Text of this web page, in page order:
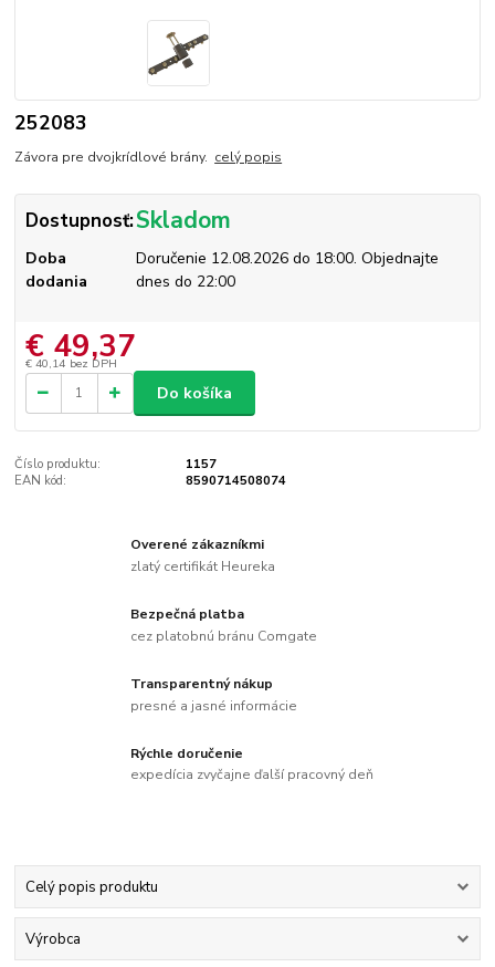
252083
Závora pre dvojkrídlové brány. celý popis
Dostupnosť:Skladom
Doba
dodania
Doručenie 12.08.2026 do 18:00. Objednajte
dnes do 22:00
€ 49,37
€ 40,14 bez DPH
Do košíka
Číslo produktu:
1157
EAN kód:
8590714508074
Overené zákazníkmi
zlatý certifikát Heureka
Bezpečná platba
cez platobnú bránu Comgate
Transparentný nákup
presné a jasné informácie
Rýchle doručenie
expedícia zvyčajne ďalší pracovný deň
Celý popis produktu
Výrobca